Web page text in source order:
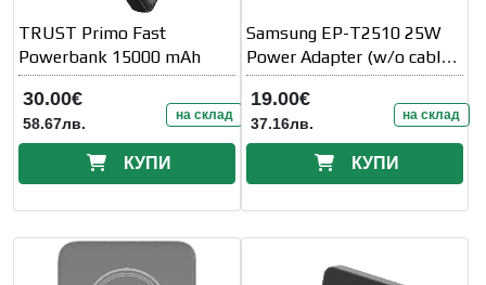
TRUST Primo Fast
Powerbank 15000 mAh
30.00€
58.67лв. на склад
КУПИ
Samsung EP-T2510 25W
Power Adapter (w/o cable)
White
19.00€
37.16лв. на склад
КУПИ